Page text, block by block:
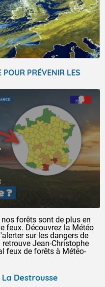
POUR PRÉVENIR LES
forêts sont de plus en
feux. Découvrez la Météo
sur les dangers de
Jean-Christophe
feux de forêts à Météo-
Destrousse